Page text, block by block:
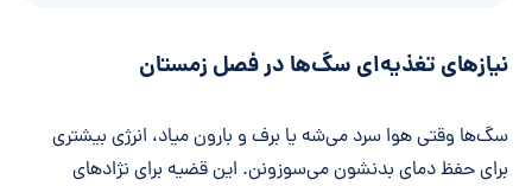
نیازهای تغذیه‌ای سگ‌ها در فصل زمستان
سگ‌ها وقتی هوا سرد می‌شه یا برف و بارون میاد، انرژی بیشتری
برای حفظ دمای بدنشون می‌سوزونن. این قضیه برای نژادهای